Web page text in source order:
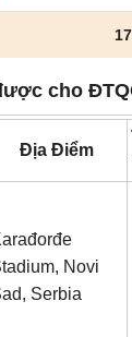
cho
Địa Điểm
Novi
Serbia